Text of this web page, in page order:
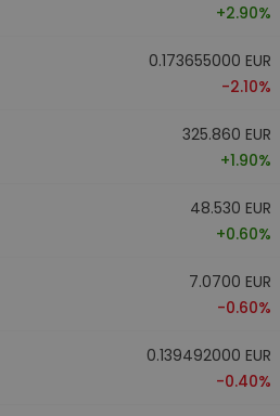
+2.90%
0.173655000 EUR
-2.10%
325.860 EUR
+1.90%
48.530 EUR
+0.60%
7.0700 EUR
-0.60%
0.139492000 EUR
-0.40%